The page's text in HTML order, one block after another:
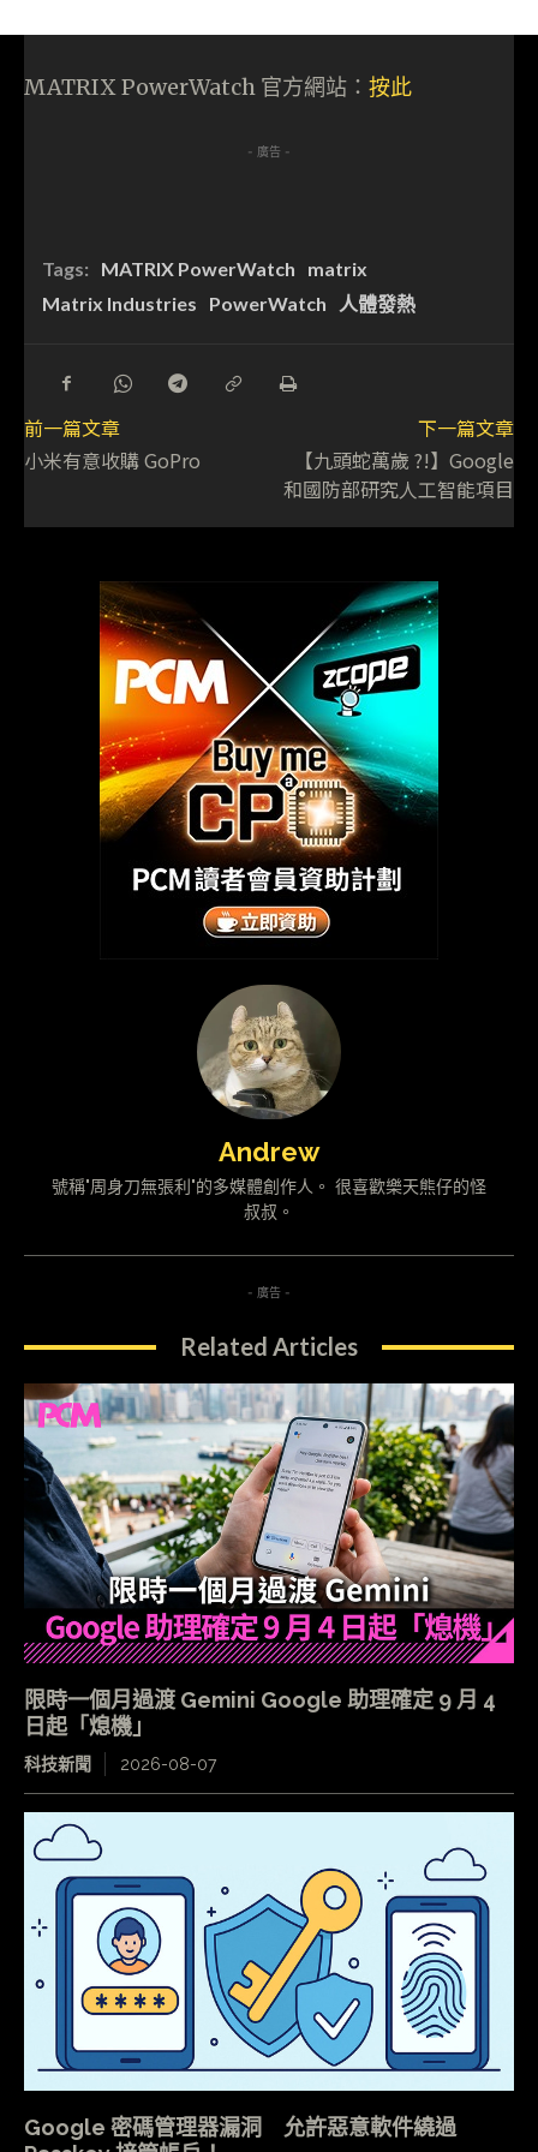
MATRIX PowerWatch 官方網站： 按此
- 廣告 -
Tags: MATRIX PowerWatch
matrix
Matrix Industries
PowerWatch 人體發熱
前一篇文章
小米有意收購 GoPro
下一篇文章
【九頭蛇萬歲 ?!】Google
和國防部研究人工智能項目
Andrew
號稱"周身刀無張利"的多媒體創作人。 很喜歡樂天熊仔的怪
叔叔。
- 廣告 -
Related Articles
限時一個月過渡 Gemini Google 助理確定 9 月 4
日起「熄機」
科技新聞 2026-08-07
Google 密碼管理器漏洞 允許惡意軟件繞過